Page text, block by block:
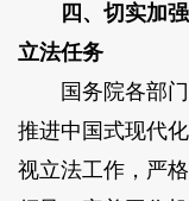
四、切实加
立法任务
国务院各部门
推进中国式现代
视立法工作，严